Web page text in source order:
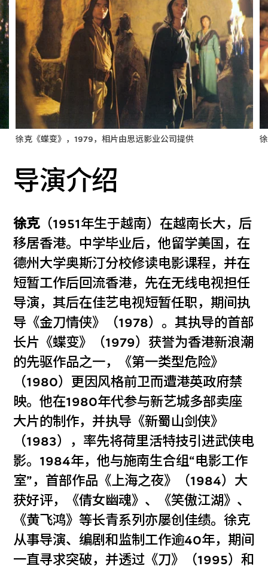
徐克《蝶变》，1979，相片由思远影业公司提供
导演介绍
徐克（1951年生于越南）在越南长大，后
移居香港。中学毕业后，他留学美国，在
德州大学奥斯汀分校修读电影课程，并在
短暂工作后回流香港，先在无线电视担任
导演，其后在佳艺电视短暂任职，期间执
导《金刀情侠》（1978）。其执导的首部
长片《蝶变》（1979）获誉为香港新浪潮
的先驱作品之一，《第一类型危险》
（1980）更因风格前卫而遭港英政府禁
映。他在1980年代参与新艺城多部卖座
大片的制作，并执导《新蜀山剑侠》
（1983），率先将荷里活特技引进武侠电
影。1984年，他与施南生合组“电影工作
室”，首部作品《上海之夜》（1984）大
获好评，《倩女幽魂》、《笑傲江湖》、
《黄飞鸿》等长青系列亦屡创佳绩。徐克
从事导演、编剧和监制工作逾40年，期间
一直寻求突破，并透过《刀》（1995）和